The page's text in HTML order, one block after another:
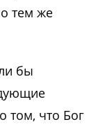
тем же
бы
том, что Бог